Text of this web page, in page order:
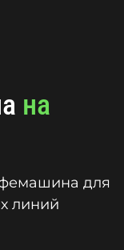
на
для
линий